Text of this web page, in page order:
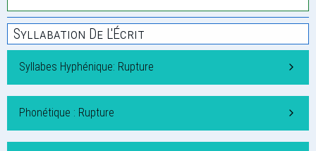
Syllabation De L'Écrit
Syllabes Hyphénique: Rupture
Phonétique : Rupture